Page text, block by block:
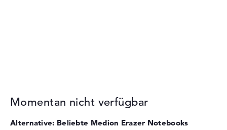
Momentan nicht verfügbar
Alternative: Beliebte Medion Erazer Notebooks